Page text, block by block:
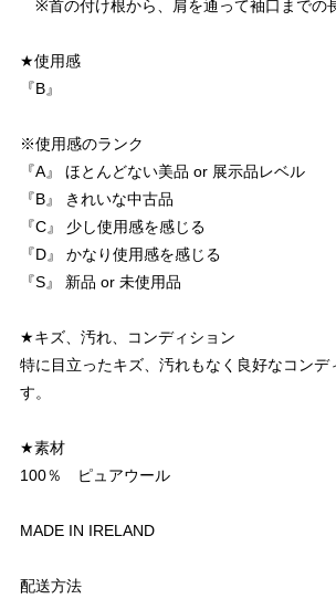
※首の付け根から、肩を通って袖口までの
★使用感
『B』
※使用感のランク
『A』 ほとんどない美品 or 展示品レベル
『B』 きれいな中古品
『C』 少し使用感を感じる
『D』 かなり使用感を感じる
『S』 新品 or 未使用品
★キズ、汚れ、コンディション
特に目立ったキズ、汚れもなく良好なコンデ
す。
★素材
100％ ピュアウール
MADE IN IRELAND
配送方法